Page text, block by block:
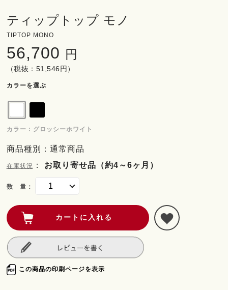
ティップトップ モノ
TIPTOP MONO
56,700 円
（税抜：51,546円）
カラーを選ぶ
カラー : グロッシーホワイト
商品種別：通常商品
在庫状況 ： お取り寄せ品（約4～6ヶ月）
数 量：
この商品の印刷ページを表示